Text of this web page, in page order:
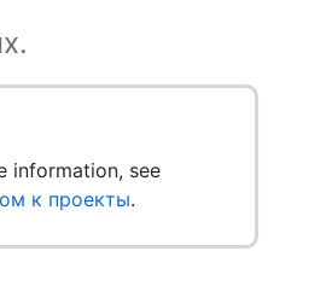
information, see
к проекты.